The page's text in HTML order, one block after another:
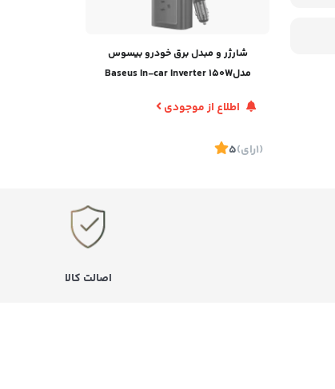
شارژر و مبدل برق خودرو بیسوس
مدلBaseus In-car Inverter 150W
اطلاع از موجودی
(1 رای)
5
اصالت کالا